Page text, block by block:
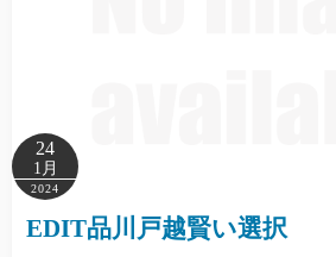
24
1月
2024
EDIT品川戸越賢い選択